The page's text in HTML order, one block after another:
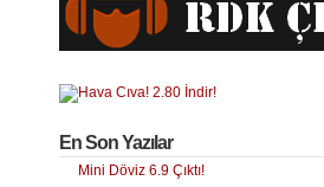
En Son Yazılar
Mini Döviz 6.9 Çıktı!